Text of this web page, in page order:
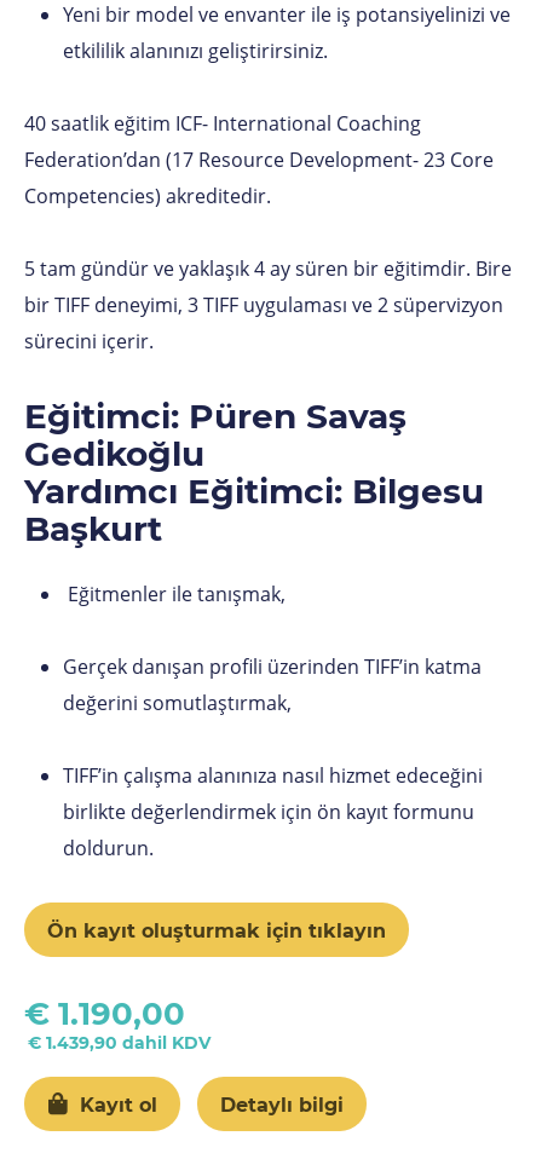
Yeni bir model ve envanter ile iş potansiyelinizi ve
etkililik alanınızı geliştirirsiniz.
40 saatlik eğitim ICF- International Coaching
Federation’dan (17 Resource Development- 23 Core
Competencies) akreditedir.
5 tam gündür ve yaklaşık 4 ay süren bir eğitimdir. Bire
bir TIFF deneyimi, 3 TIFF uygulaması ve 2 süpervizyon
sürecini içerir.
Eğitimci: Püren Savaş
Gedikoğlu
Yardımcı Eğitimci: Bilgesu
Başkurt
Eğitmenler ile tanışmak,
Gerçek danışan profili üzerinden TIFF’in katma
değerini somutlaştırmak,
TIFF’in çalışma alanınıza nasıl hizmet edeceğini
birlikte değerlendirmek için ön kayıt formunu
doldurun.
Ön kayıt oluşturmak için tıklayın
€ 1.190,00
€ 1.439,90 dahil KDV
Kayıt ol Detaylı bilgi